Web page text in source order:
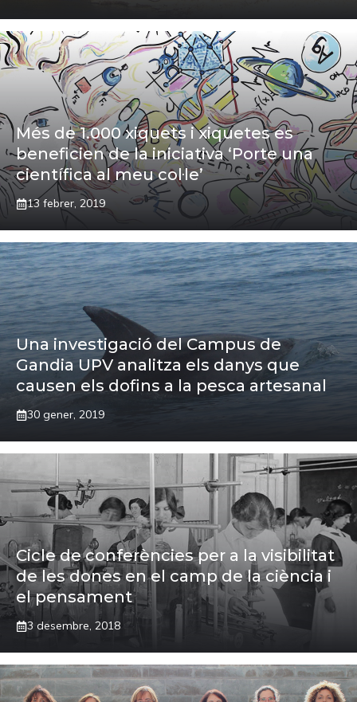
Més de 1.000 xiquets i xiquetes es
beneficien de la iniciativa ‘Porte una
científica al meu col·le’
13 febrer, 2019
Una investigació del Campus de
Gandia UPV analitza els danys que
causen els dofins a la pesca artesanal
30 gener, 2019
Cicle de conferències per a la visibilitat
de les dones en el camp de la ciència i
el pensament
3 desembre, 2018